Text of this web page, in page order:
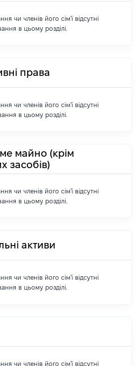
чи членів його сім'ї відсутні
в цьому розділі.
права
чи членів його сім'ї відсутні
в цьому розділі.
майно (крім
засобів)
чи членів його сім'ї відсутні
в цьому розділі.
активи
чи членів його сім'ї відсутні
в цьому розділі.
чи членів його сім'ї відсутні